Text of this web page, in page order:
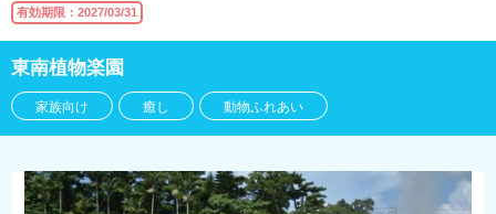
有効期限：2027/03/31
東南植物楽園
家族向け 癒し 動物ふれあい